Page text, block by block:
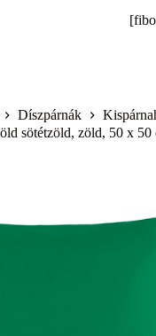
Díszpárnák
sötétzöld, zöld, 50 x 50